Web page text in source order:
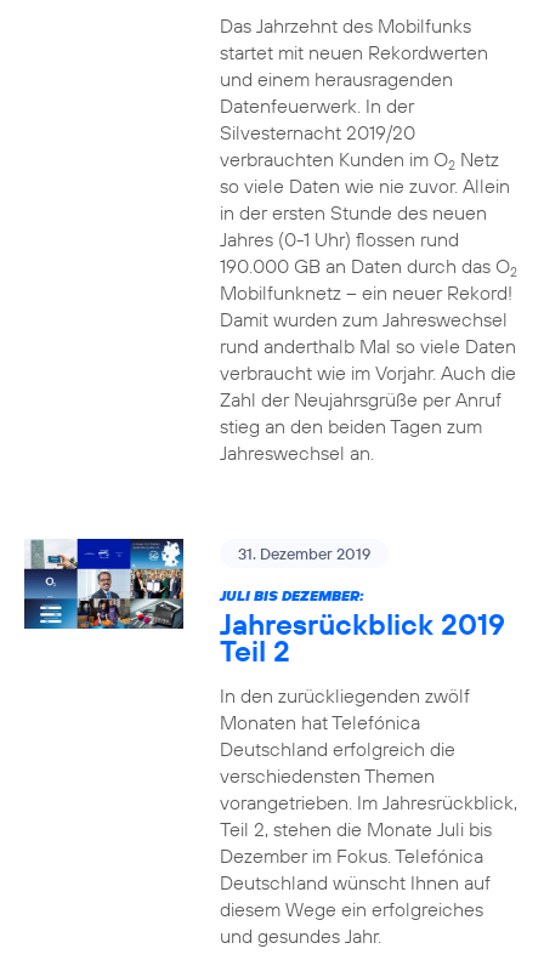
Das Jahrzehnt des Mobilfunks
startet mit neuen Rekordwerten
und einem herausragenden
Datenfeuerwerk. In der
Silvesternacht 2019/20
verbrauchten Kunden im O2Netz
so viele Daten wie nie zuvor. Allein
in der ersten Stunde des neuen
Jahres (0-1 Uhr) flossen rund
190.000 GB an Daten durch das O2
Mobilfunknetz – ein neuer Rekord!
Damit wurden zum Jahreswechsel
rund anderthalb Mal so viele Daten
verbraucht wie im Vorjahr. Auch die
Zahl der Neujahrsgrüße per Anruf
stieg an den beiden Tagen zum
Jahreswechsel an.
31. Dezember 2019
JULI BIS DEZEMBER:
Jahresrückblick 2019
Teil 2
In den zurückliegenden zwölf
Monaten hat Telefónica
Deutschland erfolgreich die
verschiedensten Themen
vorangetrieben. Im Jahresrückblick,
Teil 2, stehen die Monate Juli bis
Dezember im Fokus. Telefónica
Deutschland wünscht Ihnen auf
diesem Wege ein erfolgreiches
und gesundes Jahr.